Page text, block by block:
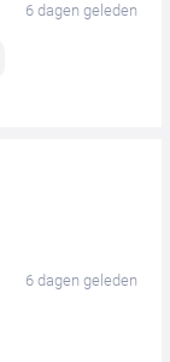
6 dagen geleden
6 dagen geleden